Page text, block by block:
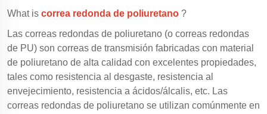
What is correa redonda de poliuretano ?
Las correas redondas de poliuretano (o correas redondas
de PU) son correas de transmisión fabricadas con material
de poliuretano de alta calidad con excelentes propiedades,
tales como resistencia al desgaste, resistencia al
envejecimiento, resistencia a ácidos/álcalis, etc. Las
correas redondas de poliuretano se utilizan comúnmente en